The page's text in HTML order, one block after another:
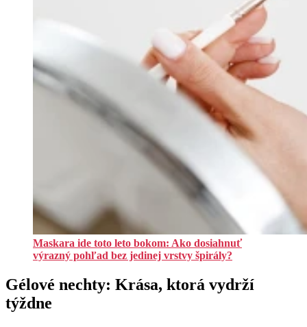
Maskara ide toto leto bokom: Ako dosiahnuť
výrazný pohľad bez jedinej vrstvy špirály?
Gélové nechty: Krása, ktorá vydrží
týždne